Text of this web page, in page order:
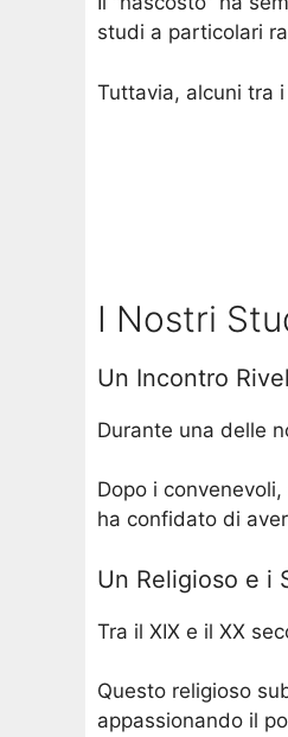
studi a particolari
Tuttavia, alcuni tra
I Nostri
Un Incontro
Durante una delle
Dopo i
ha confidato di
Un Religioso e i
Tra il XIX e il XX
Questo religioso
appassionando il